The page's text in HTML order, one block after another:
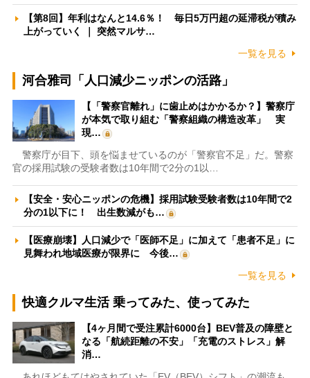
【第8回】年利はなんと14.6％！ 毎日5万円超の延滞税が積み
上がっていく ｜ 突然マルサ…
一覧を見る
河合雅司「人口減少ニッポンの活路」
【「警察官離れ」に歯止めはかかるか？】警察庁
が本気で取り組む「警察組織の構造改革」 実
現…
警察庁が目下、頭を悩ませているのが「警察官不足」だ。警察
官の採用試験の受験者数は10年間で2分の1以…
【安全・安心ニッポンの危機】採用試験受験者数は10年間で2
分の1以下に！ 出生数減がも…
【医療崩壊】人口減少で「医師不足」に加えて「患者不足」に
見舞われ地域医療が限界に 今後…
一覧を見る
快適クルマ生活 乗ってみた、使ってみた
【4ヶ月間で受注累計6000台】BEV普及の障壁と
なる「航続距離の不安」「充電のストレス」解
消…